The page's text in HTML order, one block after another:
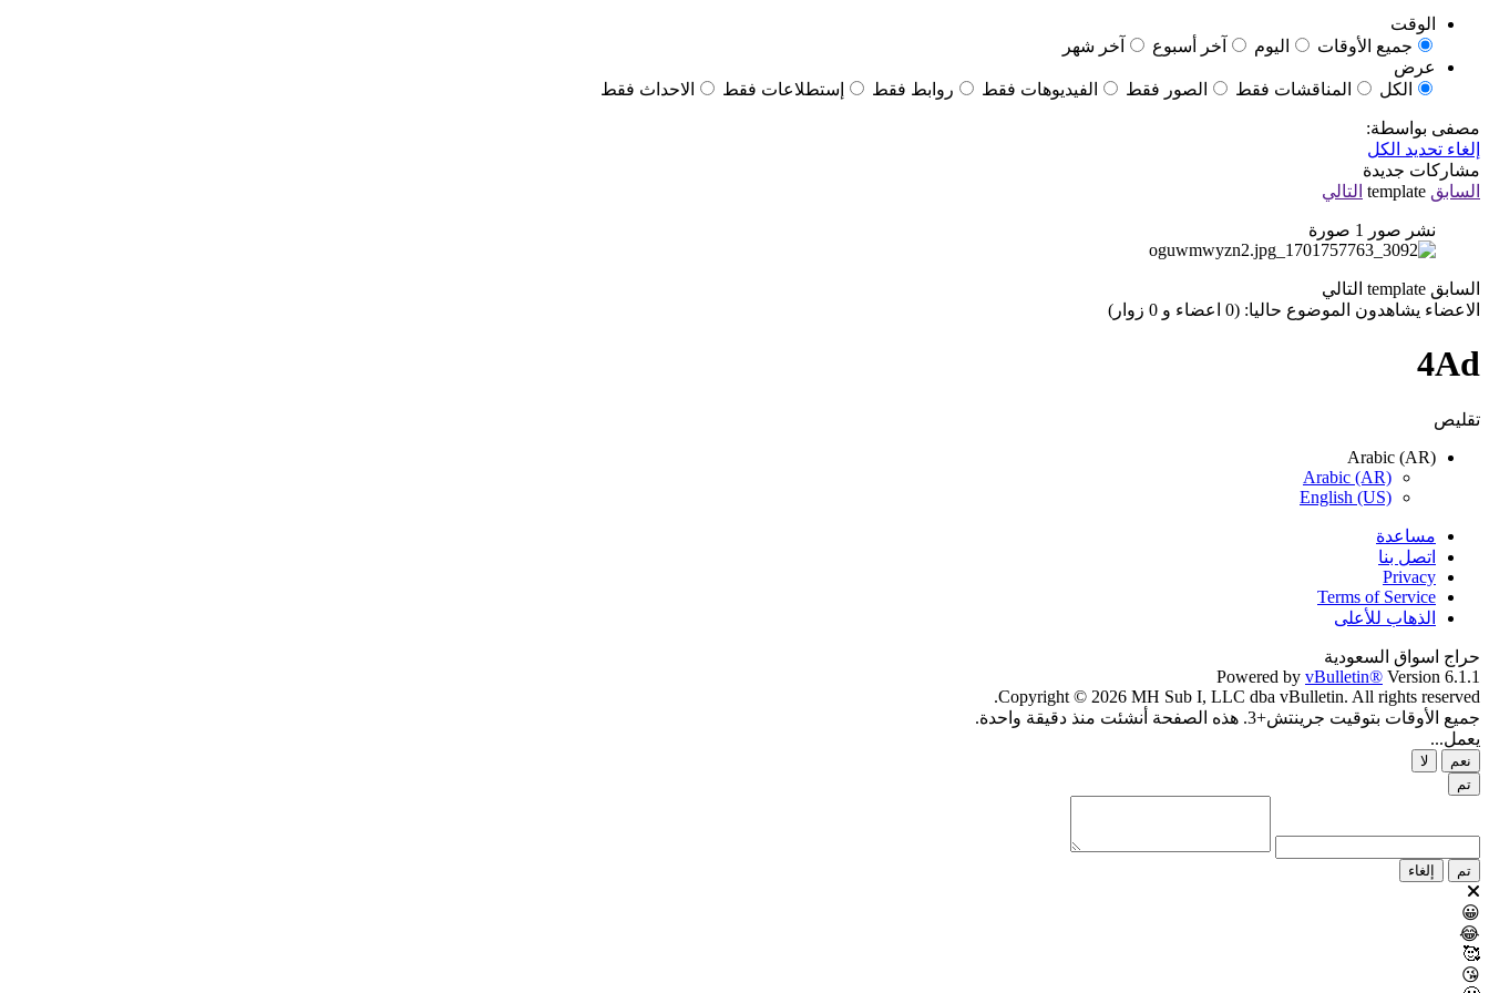
الوقت
جميع الأوقات
اليوم آخر أسبوع
آخر شهر
عرض
الكل
المناقشات فقط الصور فقط الفيديوهات فقط روابط فقط إستطلاعات فقط الاحداث فقط
مصفى بواسطة:
إلغاء تحديد الكل
مشاركات جديدة
السابق template التالي
نشر صور 1 صورة
السابق template التالي
الاعضاء يشاهدون الموضوع حاليا: (0 اعضاء و 0 زوار)
4Ad
تقليص
Arabic (AR)
Arabic (AR)
English (US)
مساعدة
اتصل بنا
Privacy
Terms of Service
الذهاب للأعلى
حراج اسواق السعودية
Powered by vBulletin® Version 6.1.1
Copyright © 2026 MH Sub I, LLC dba vBulletin. All rights reserved.
جميع الأوقات بتوقيت جرينتش+3. هذه الصفحة أنشئت منذ دقيقة واحدة.
يعمل...
نعم
لا
تم
تم إلغاء
😀
😂
🥰
😘